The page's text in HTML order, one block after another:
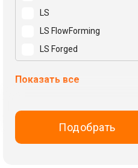
LS
LS FlowForming
LS Forged
N2O
Показать все
Подобрать